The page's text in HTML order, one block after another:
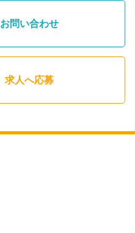
お問い合わせ
求人へ応募